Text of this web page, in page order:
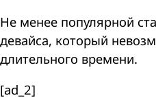
Не менее популярной
девайса, который
длительного времени.
[ad_2]